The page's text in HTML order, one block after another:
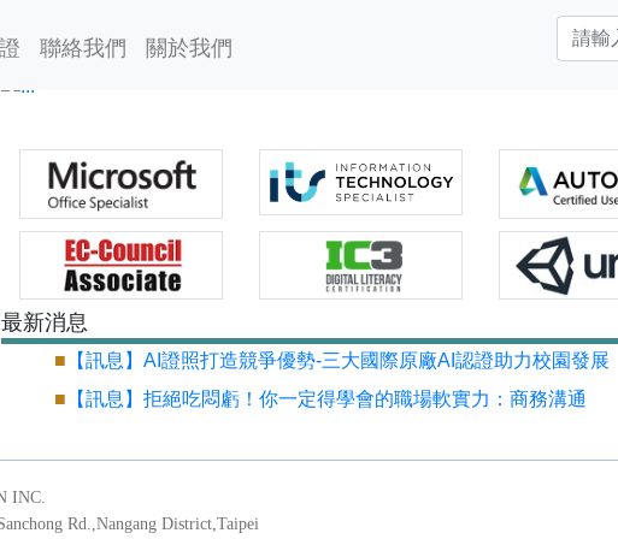
聯絡我們 關於我們
最新消息
■ 【訊息】AI證照打造競爭優勢-三大國際原廠AI認證助力校園發展
■ 【訊息】拒絕吃悶虧！你一定得學會的職場軟實力：商務溝通
INC.
Rd.,Nangang District,Taipei